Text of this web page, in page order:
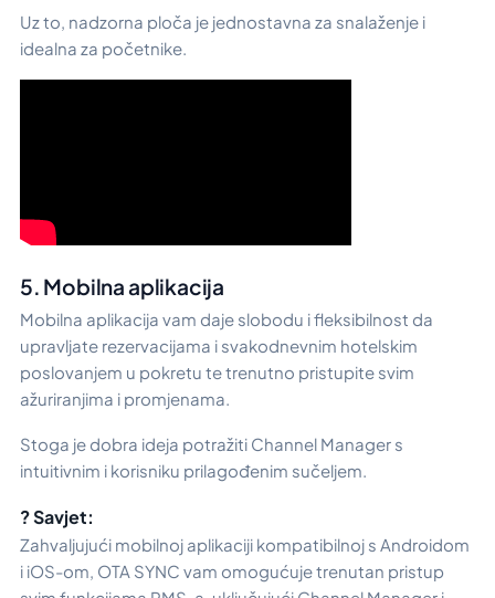
Uz to, nadzorna ploča je jednostavna za snalaženje i
idealna za početnike.
5. Mobilna aplikacija
Mobilna aplikacija vam daje slobodu i fleksibilnost da
upravljate rezervacijama i svakodnevnim hotelskim
poslovanjem u pokretu te trenutno pristupite svim
ažuriranjima i promjenama.
Stoga je dobra ideja potražiti Channel Manager s
intuitivnim i korisniku prilagođenim sučeljem.
? Savjet:
Zahvaljujući mobilnoj aplikaciji kompatibilnoj s Androidom
i iOS-om, OTA SYNC vam omogućuje trenutan pristup